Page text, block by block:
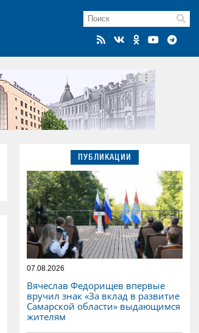
ПУБЛИКАЦИИ
07.08.2026
Вячеслав Федорищев впервые
вручил знак «За вклад в развитие
Самарской области» выдающимся
жителям